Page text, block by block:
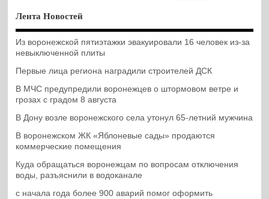
Лента Новостей
Из воронежской пятиэтажки эвакуировали 16 человек из-за
невыключенной плиты
Первые лица региона наградили строителей ДСК
В МЧС предупредили воронежцев о штормовом ветре и
грозах с градом 8 августа
В Дону возле воронежского села утонул 65-летний мужчина
В воронежском ЖК «Яблоневые сады» продаются
коммерческие помещения
Куда обращаться воронежцам по вопросам отключения
воды, разъяснили в водоканале
с начала года более 900 аварий помог оформить